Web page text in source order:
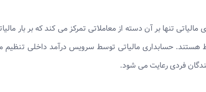
تنها بر آن دسته از معاملاتی تمرکز می کند که بر بار
هستند. حسابداری مالیاتی توسط سرویس درآمد داخلی
فردی رعایت می شود.